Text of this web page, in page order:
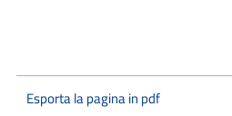
Esporta la pagina in pdf